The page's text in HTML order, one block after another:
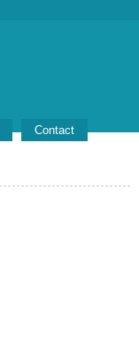
Contact